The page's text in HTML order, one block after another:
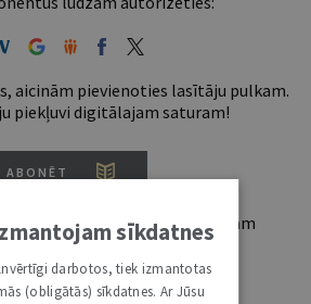
aicinām pievienoties lasītāju pulkam.
piekļuvi digitālajam saturam!
ABONĒT
veidus. Vienam lietotājam
(3, 6 un 12 mēnešiem).
sīkdatnes
darbotos, tiek izmantotas
(obligātās) sīkdatnes. Ar Jūsu